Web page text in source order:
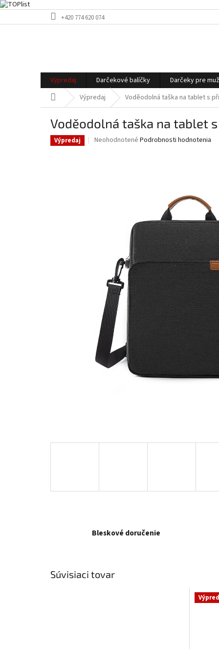
na
+420 774 620 074
Výpredaj Darčekové balíčky Darčeky pre
DomovVýpredaj Voděodolná taška na tablet s
Voděodolná taška na tablet
Výpredaj
Priemerné
Neohodnotené Podrobnosti hodnotenia
Bleskové doručenie
Súvisiaci tovar